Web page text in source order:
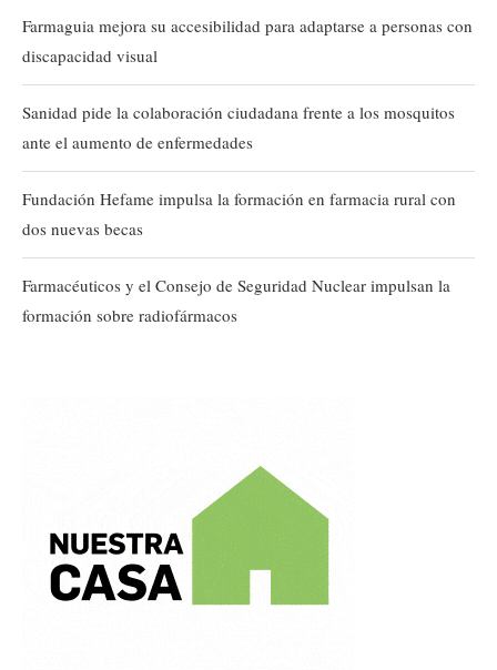
Farmaguia mejora su accesibilidad para adaptarse a personas con
discapacidad visual
Sanidad pide la colaboración ciudadana frente a los mosquitos
ante el aumento de enfermedades
Fundación Hefame impulsa la formación en farmacia rural con
dos nuevas becas
Farmacéuticos y el Consejo de Seguridad Nuclear impulsan la
formación sobre radiofármacos